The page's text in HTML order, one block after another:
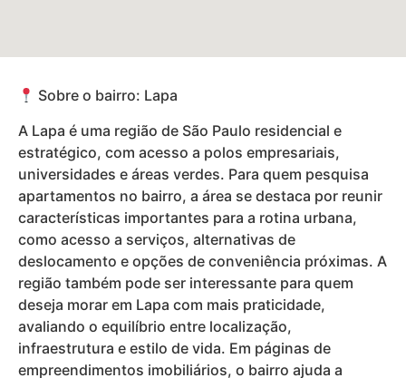
Sobre o bairro: Lapa
A Lapa é uma região de São Paulo residencial e
estratégico, com acesso a polos empresariais,
universidades e áreas verdes. Para quem pesquisa
apartamentos no bairro, a área se destaca por reunir
características importantes para a rotina urbana,
como acesso a serviços, alternativas de
deslocamento e opções de conveniência próximas. A
região também pode ser interessante para quem
deseja morar em Lapa com mais praticidade,
avaliando o equilíbrio entre localização,
infraestrutura e estilo de vida. Em páginas de
empreendimentos imobiliários, o bairro ajuda a